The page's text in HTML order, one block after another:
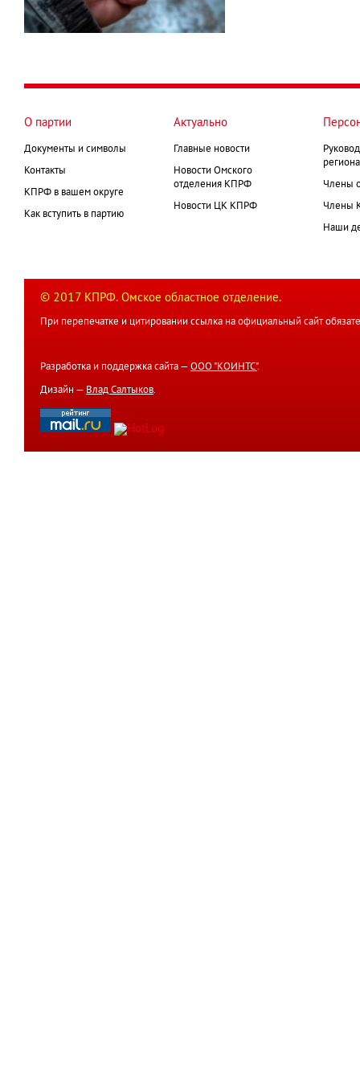
О партии
Документы и символы
Контакты
КПРФ в вашем округе
Как вступить в партию
Актуально
Главные новости
Новости Омского
отделения КПРФ
Новости ЦК КПРФ
Члены
Члены
Наши
© 2017 КПРФ. Омское областное отделение.
При перепечатке и цитировании ссылка на официальный сайт
Разработка и поддержка сайта — ООО "КОИНТС".
Дизайн — Влад Салтыков.